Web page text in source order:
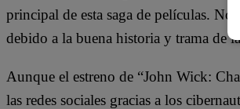
principal de esta saga de películas. No
debido a la buena historia y trama de
Aunque el estreno de “John Wick:
las redes sociales gracias a los